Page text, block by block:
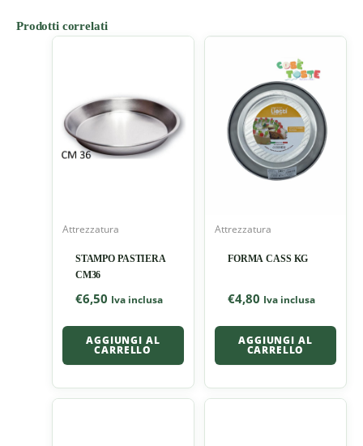
Prodotti correlati
Attrezzatura
STAMPO PASTIERA
CM36
€6,50 Iva inclusa
AGGIUNGI AL
CARRELLO
Attrezzatura
FORMA CASS KG
€4,80 Iva inclusa
AGGIUNGI AL
CARRELLO